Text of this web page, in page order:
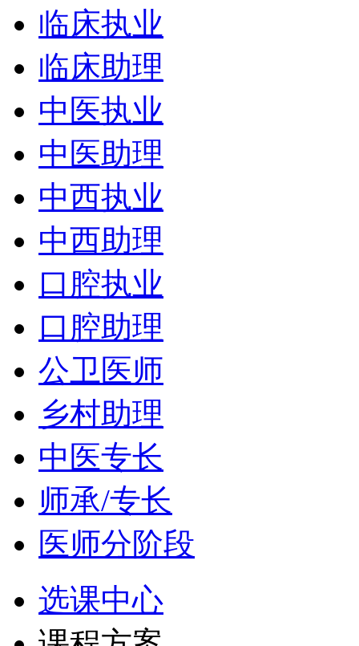
临床执业
临床助理
中医执业
中医助理
中西执业
中西助理
口腔执业
口腔助理
公卫医师
乡村助理
中医专长
师承/专长
医师分阶段
选课中心